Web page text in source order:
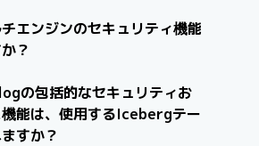
と書き込みのセキュアな相互運用性
実現できるように特別に設計され
ことで、他のエンジンによるより広
クセスも可能になります。
ージドのIcebergテーブルに拡張し
に対する堅牢なサポートを提供しま
SnowflakeマネージドのIcebergテー
Icebergの書き込み機能のフルサ
れ、柔軟性が向上します。
エンジンのセキュリティ機能
？
アクセス制御（RBAC）が最も一般的
です。Icebergテーブルのベンダー
プンソースカタログであるApache
の包括的なセキュリティお
機能は、使用するIcebergテー
すか？